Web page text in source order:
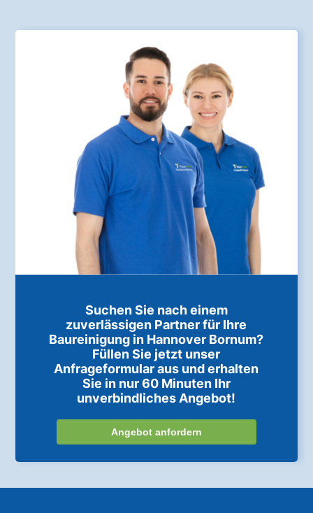
Suchen Sie nach einem
zuverlässigen Partner für Ihre
Baureinigung in Hannover Bornum?
Füllen Sie jetzt unser
Anfrageformular aus und erhalten
Sie in nur 60 Minuten Ihr
unverbindliches Angebot!
Angebot anfordern